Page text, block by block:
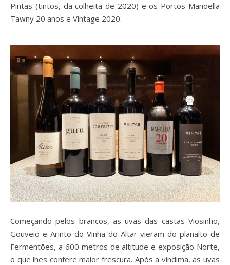
Pintas (tintos, da colheita de 2020) e os Portos Manoella
Tawny 20 anos e Vintage 2020.
Começando pelos brancos, as uvas das castas Viosinho,
Gouveio e Arinto do Vinha do Altar vieram do planalto de
Fermentões, a 600 metros de altitude e exposição Norte,
o que lhes confere maior frescura. Após a vindima, as uvas